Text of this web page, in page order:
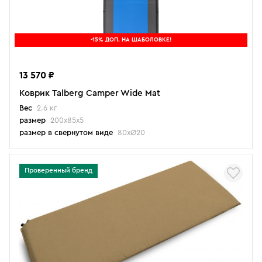
-15% ДОП. НА ШАБОЛОВКЕ!
13 570 ₽
Коврик Talberg Camper Wide Mat
Вес
2.6 кг
размер
200х85х5
размер в свернутом виде
80хØ20
Проверенный бренд